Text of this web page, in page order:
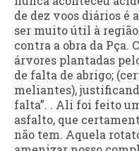
de dez voos diários é
ser muito útil à
contra a obra da Pça.
árvores plantadas
de falta de abrigo;
meliantes),
falta”. . Ali foi feito
asfalto, que
não tem. Aquela